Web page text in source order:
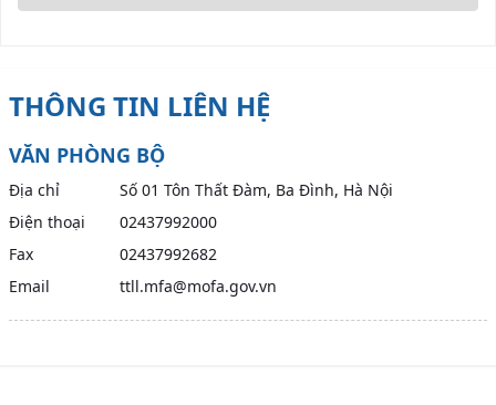
THÔNG TIN LIÊN HỆ
VĂN PHÒNG BỘ
Địa chỉ
Số 01 Tôn Thất Đàm, Ba Đình, Hà Nội
Điện thoại
02437992000
Fax
02437992682
Email
ttll.mfa@mofa.gov.vn